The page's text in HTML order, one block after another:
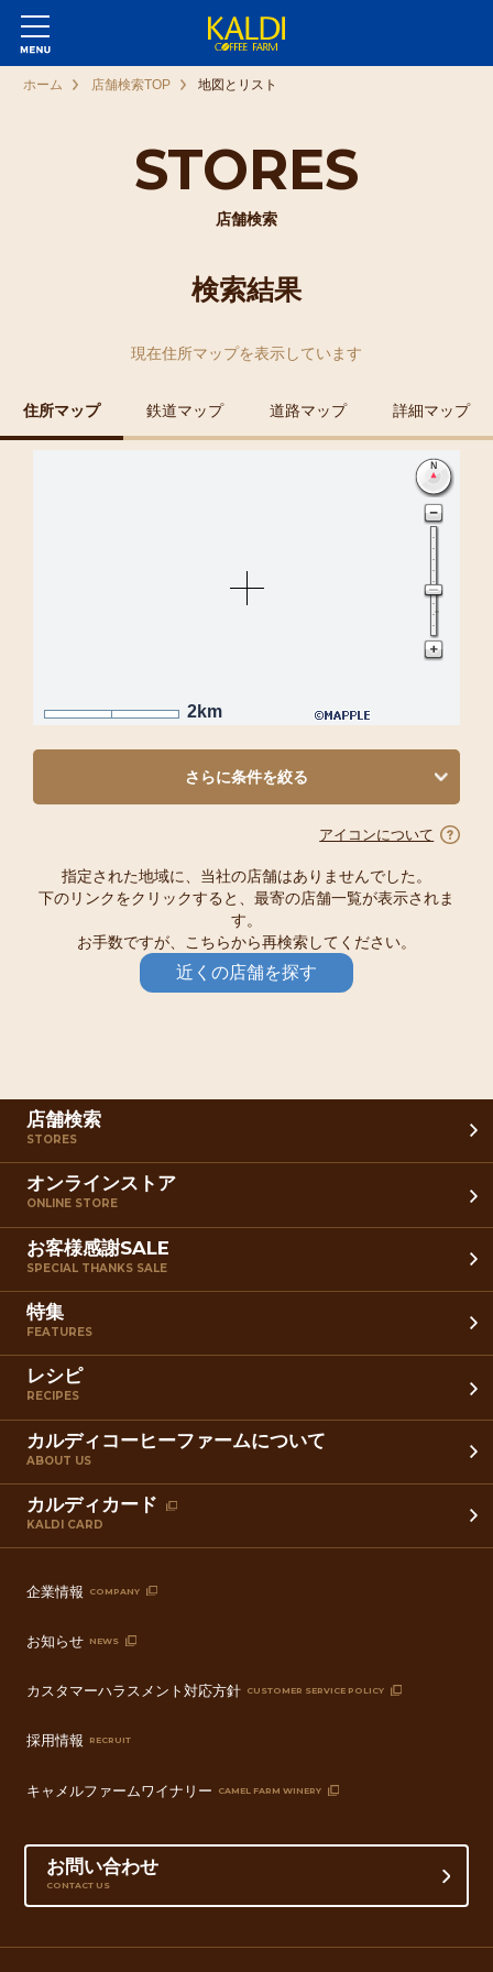
STORES
店舗検索
ホーム 店舗検索TOP 地図とリスト
検索結果
現在住所マップを表示しています
住所マップ 鉄道マップ 道路マップ 詳細マップ
2km
さらに条件を絞る
アイコンについて
指定された地域に、当社の店舗はありませんでした。
下のリンクをクリックすると、最寄の店舗一覧が表示されま
す。
お手数ですが、こちらから再検索してください。
近くの店舗を探す
店舗検索
STORES
オンラインストア
ONLINE STORE
お客様感謝SALE
SPECIAL THANKS SALE
特集
FEATURES
レシピ
RECIPES
カルディコーヒーファームについて
ABOUT US
カルディカード
KALDI CARD
企業情報 COMPANY
お知らせ NEWS
カスタマーハラスメント対応方針 CUSTOMER SERVICE POLICY
採用情報 RECRUIT
キャメルファームワイナリー CAMEL FARM WINERY
お問い合わせ
CONTACT US